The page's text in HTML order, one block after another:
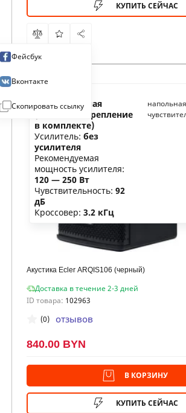
КУПИТЬ СЕЙЧАС
Фейсбук
Вконтакте
Скопировать ссылку
Акустика Ecler ARQIS106 (черный)
Доставка в течение 2-3 дней
ID товара: 102963
Тип:напольная
(настенное крепление
в комплекте)
Усилитель: без
усилителя
Рекомендуемая
мощность усилителя:
120 — 250 Вт
Чувствительность: 92
дБ
Кроссовер: 3.2 кГц
(0) отзывов
840.00 BYN
В КОРЗИНУ
КУПИТЬ СЕЙЧАС